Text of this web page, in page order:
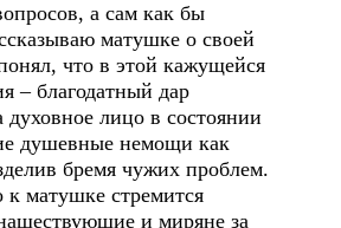
а сам как бы
матушке о своей
что в этой кажущейся
– благодатный дар
духовное лицо в состоянии
душевные немощи как
бремя чужих проблем.
к матушке стремится
и миряне за